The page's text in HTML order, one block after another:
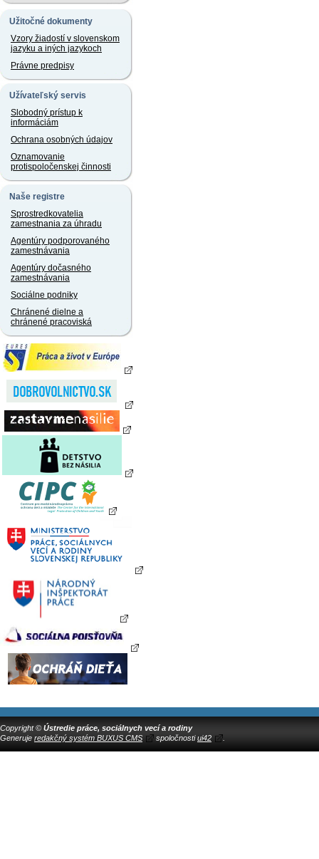
Užitočné dokumenty
Vzory žiadostí v slovenskom
jazyku a iných jazykoch
Právne predpisy
Užívateľský servis
Slobodný prístup k
informáciám
Ochrana osobných údajov
Oznamovanie
protispoločenskej činnosti
Naše registre
Sprostredkovatelia
zamestnania za úhradu
Agentúry podporovaného
zamestnávania
Agentúry dočasného
zamestnávania
Sociálne podniky
Chránené dielne a
chránené pracoviská
Copyright © Ústredie práce, sociálnych vecí a rodiny
Generuje redakčný systém BUXUS CMS spoločnostiui42